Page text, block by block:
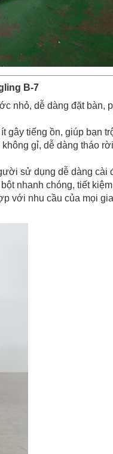
B-7
nhỏ, dễ dàng đặt bàn,
gây tiếng ồn, giúp bạn
gỉ, dễ dàng tháo
sử dụng dễ dàng cài
nhanh chóng, tiết
với nhu cầu của mọi